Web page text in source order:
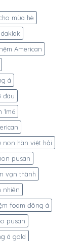
mùa hè
nệm American
á
đâu
1m6
non hàn việt hải
pusan
vạn thành
nhiên
foam đông á
pusan
á gold